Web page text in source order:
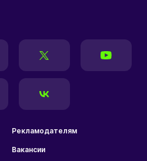
Рекламодателям
Вакансии